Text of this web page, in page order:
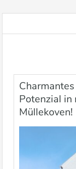
Potenzial in
Müllekoven!